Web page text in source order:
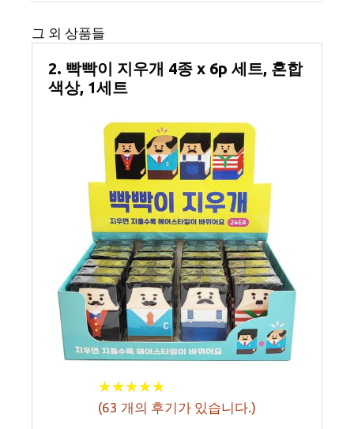
그 외 상품들
2. 빡빡이 지우개 4종 x 6p 세트, 혼합
색상, 1세트
★★★★★
★★★★★
(63 개의 후기가 있습니다.)